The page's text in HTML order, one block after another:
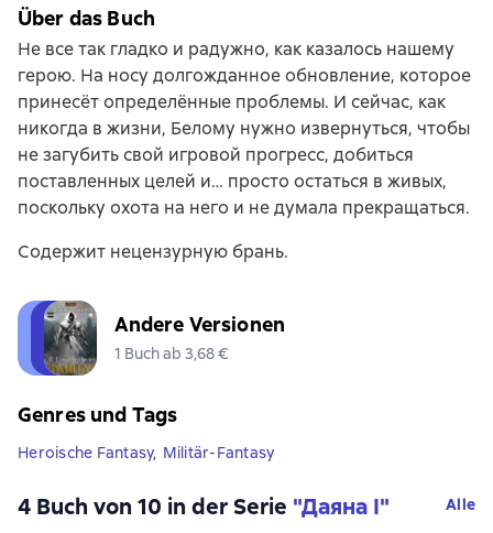
Über das Buch
Не все так гладко и радужно, как казалось нашему
герою. На носу долгожданное обновление, которое
принесёт определённые проблемы. И сейчас, как
никогда в жизни, Белому нужно извернуться, чтобы
не загубить свой игровой прогресс, добиться
поставленных целей и… просто остаться в живых,
поскольку охота на него и не думала прекращаться.
Содержит нецензурную брань.
Andere Versionen
1 Buch ab 3,68 €
Genres und Tags
Heroische Fantasy, Militär-Fantasy
4 Buch von 10 in der Serie "Даяна I" Alle